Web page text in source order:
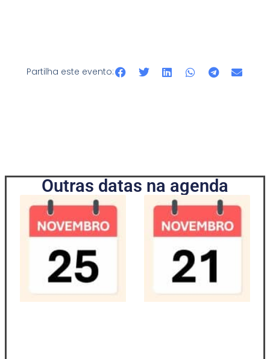
Partilha este evento:
Outras datas na agenda